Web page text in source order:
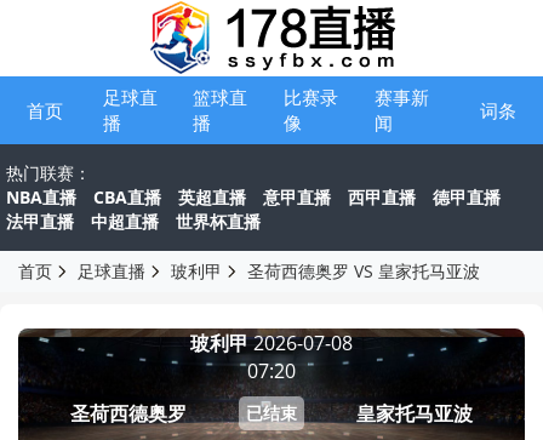
首页
足球直
播
篮球直
播
比赛录
像
赛事新
闻
词条
热门联赛：
NBA直播
CBA直播 英超直播 意甲直播 西甲直播
德甲直播
法甲直播
中超直播 世界杯直播
首页 足球直播 玻利甲 圣荷西德奥罗 VS 皇家托马亚波
圣荷西德奥罗
玻利甲2026-07-08
07:20
已结束 皇家托马亚波